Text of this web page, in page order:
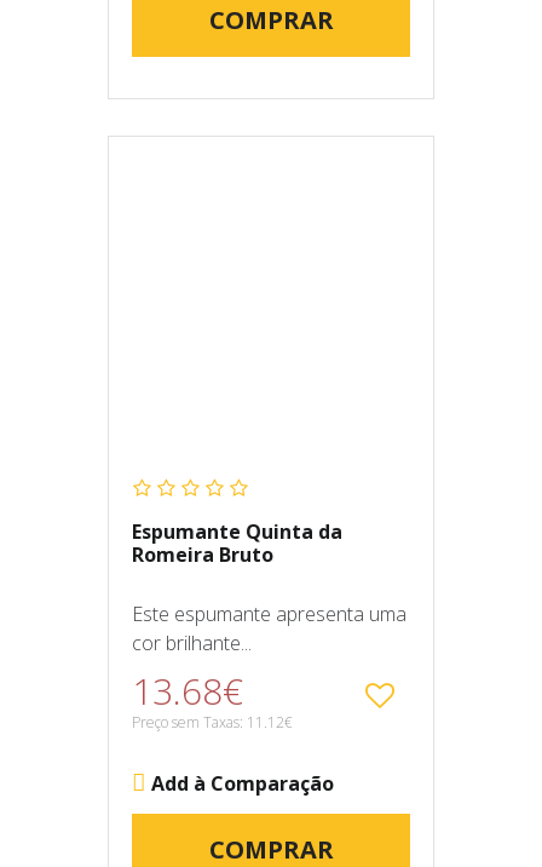
COMPRAR
Espumante Quinta da
Romeira Bruto
Este espumante apresenta uma
cor brilhante...
13.68€
Preço sem Taxas: 11.12€
Add à Comparação
COMPRAR